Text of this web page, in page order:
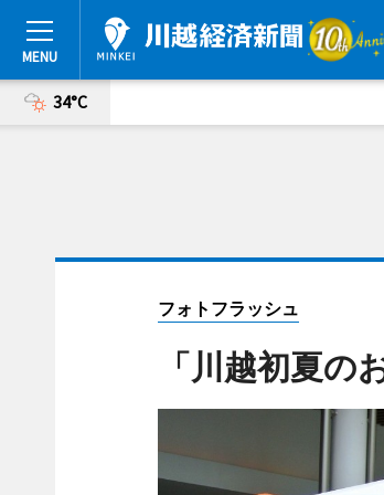
34°C
フォトフラッシュ
「川越初夏の